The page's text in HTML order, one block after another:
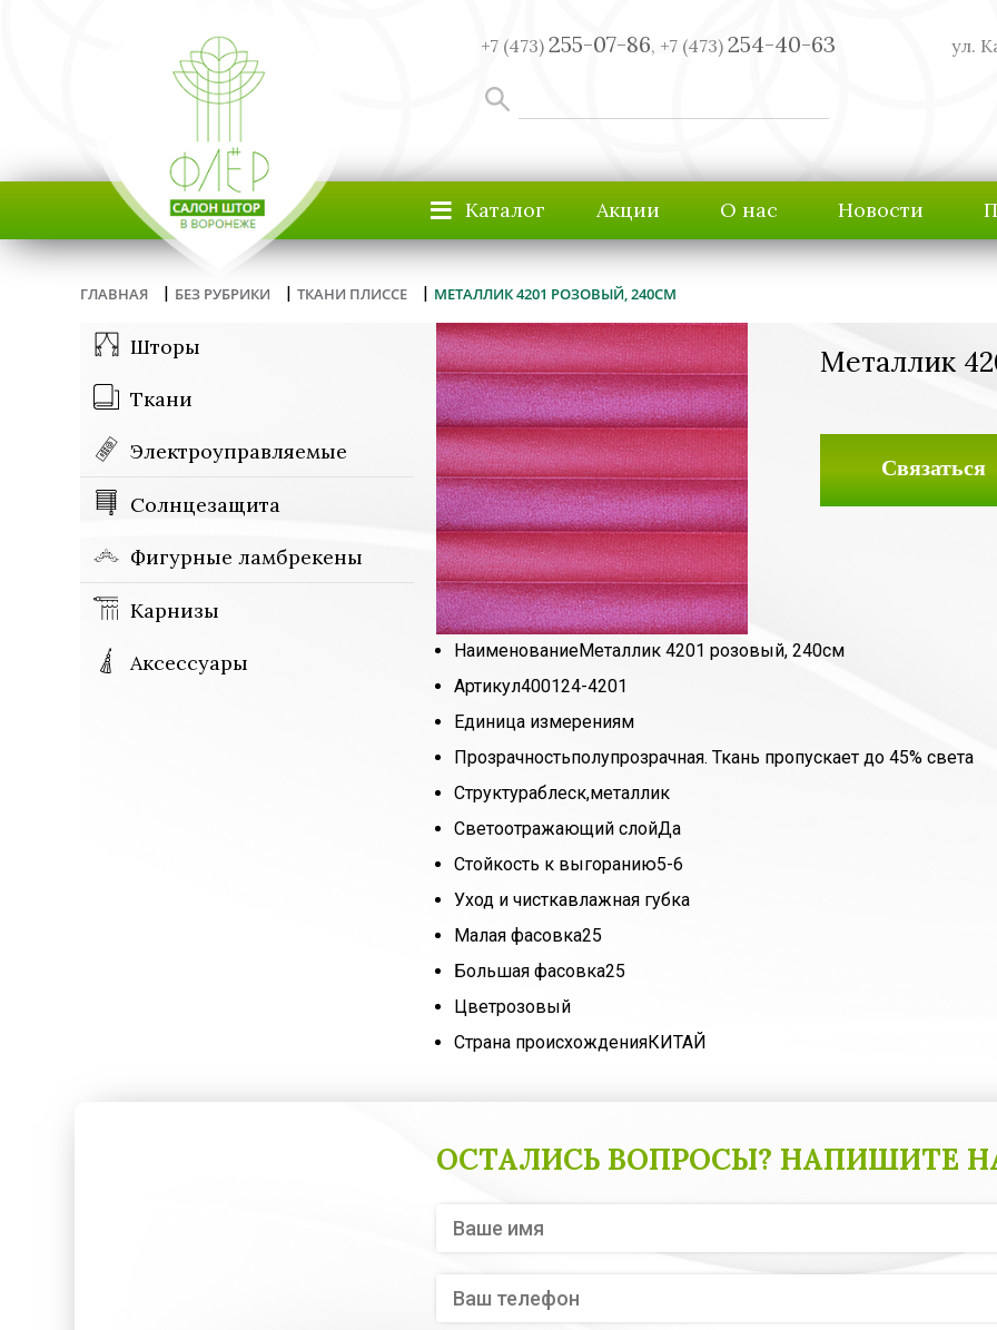
+7 (473) 255-07-86, +7 (473) 254-40-63 ул.
≡ Каталог Акции О нас Новости
ГЛАВНАЯ | БЕЗ РУБРИКИ | ТКАНИ ПЛИССЕ | МЕТАЛЛИК 4201 РОЗОВЫЙ, 240СМ
Шторы
Ткани
Электроуправляемые
Солнцезащита
Фигурные ламбрекены
Карнизы
Аксессуары
Металлик
Связаться
НаименованиеМеталлик 4201 розовый, 240см
Артикул400124-4201
Единица измерениям
Прозрачностьполупрозрачная. Ткань пропускает до 45% света
Структураблеск,металлик
Светоотражающий слойДа
Стойкость к выгоранию5-6
Уход и чисткавлажная губка
Малая фасовка25
Большая фасовка25
Цветрозовый
Страна происхожденияКИТАЙ
ОСТАЛИСЬ ВОПРОСЫ? НАПИШИТЕ